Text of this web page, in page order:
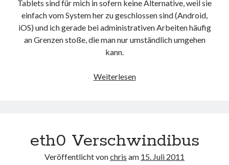
Tablets sind für mich in sofern keine Alternative, weil sie
einfach vom System her zu geschlossen sind (Android,
iOS) und ich gerade bei administrativen Arbeiten häufig
an Grenzen stoße, die man nur umständlich umgehen
kann.
WeiterlesenVGN-
eth0 Verschwindibus
Veröffentlicht vonchris am 15. Juli 2011